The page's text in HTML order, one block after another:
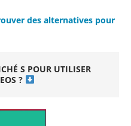
des alternatives pour
S POUR UTILISER
?